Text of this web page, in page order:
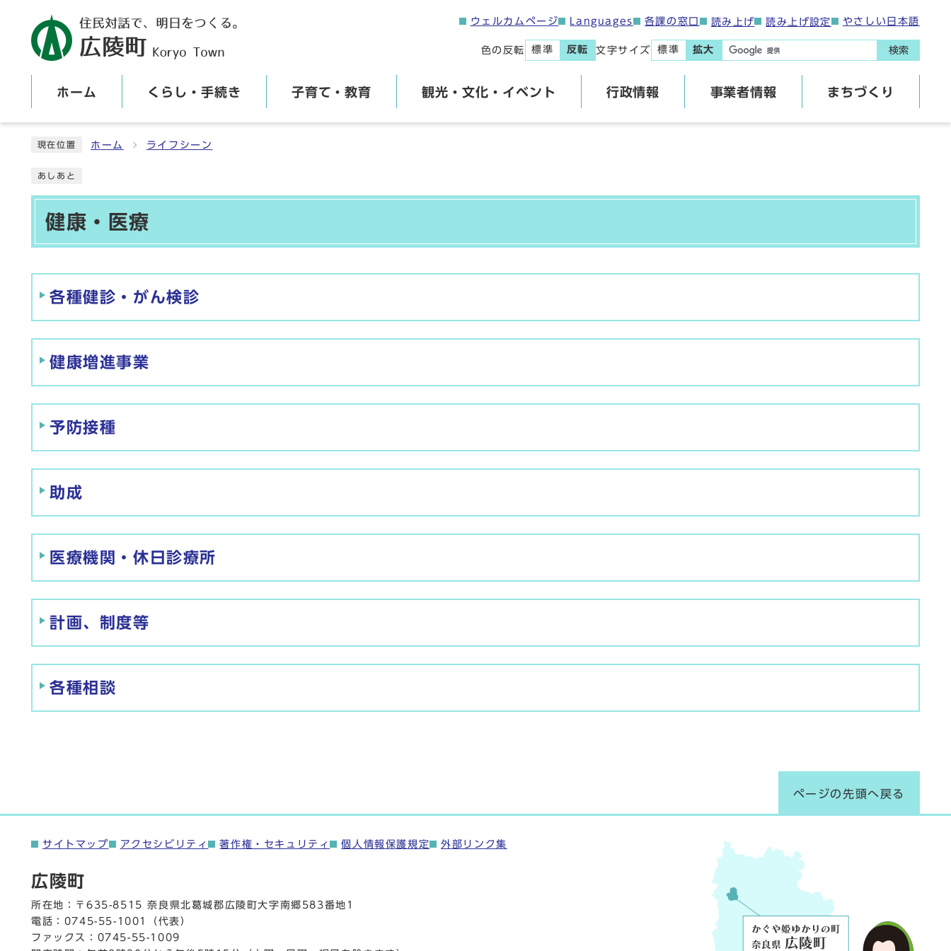
ウェルカムページ Languages 各課の窓口 読み上げ 読み上げ設定 やさしい日本語
色の反転 標準 反転 文字サイズ 標準 拡大 検索
ホーム くらし・手続き 子育て・教育 観光・文化・イベント 行政情報 事業者情報 まちづくり
現在位置 ホーム ライフシーン
あしあと
健康・医療
メインメニュー
各種健診・がん検診
健康増進事業
予防接種
助成
医療機関・休日診療所
計画、制度等
各種相談
ページの先頭へ戻る
サイトマップ アクセシビリティ 著作権・セキュリティ 個人情報保護規定 外部リンク集
広陵町
所在地：〒635-8515 奈良県北葛城郡広陵町大字南郷583番地1
電話： 0745-55-1001
（代表）
ファックス：0745-55-1009